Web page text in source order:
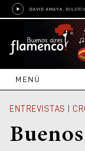
DAVID AMAYA ,
MENÚ
Nacional
ENTREVISTAS
ENTREVISTAS